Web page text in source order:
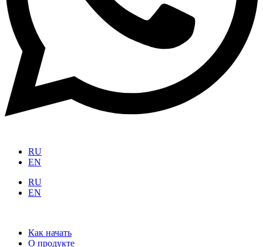
RU
EN
RU
EN
Как начать
О продукте